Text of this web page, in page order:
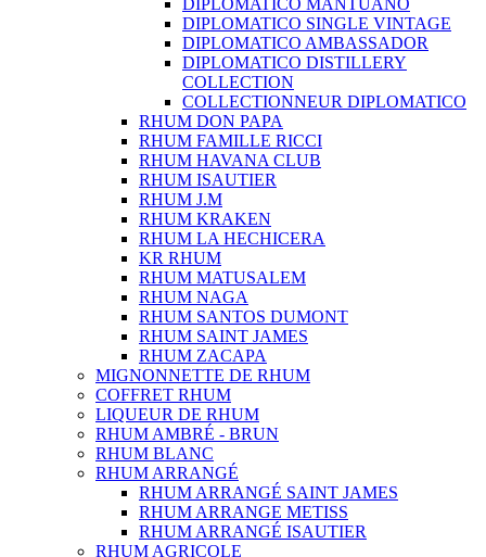
DIPLOMATICO SINGLE VINTAGE
DIPLOMATICO AMBASSADOR
DIPLOMATICO DISTILLERY
COLLECTION
COLLECTIONNEUR DIPLOMATICO
RHUM DON PAPA
RHUM FAMILLE RICCI
RHUM HAVANA CLUB
RHUM ISAUTIER
RHUM J.M
RHUM KRAKEN
RHUM LA HECHICERA
KR RHUM
RHUM MATUSALEM
RHUM NAGA
RHUM SANTOS DUMONT
RHUM SAINT JAMES
RHUM ZACAPA
MIGNONNETTE DE RHUM
COFFRET RHUM
LIQUEUR DE RHUM
RHUM AMBRÉ - BRUN
RHUM BLANC
RHUM ARRANGÉ
RHUM ARRANGÉ SAINT JAMES
RHUM ARRANGE METISS
RHUM ARRANGÉ ISAUTIER
RHUM AGRICOLE